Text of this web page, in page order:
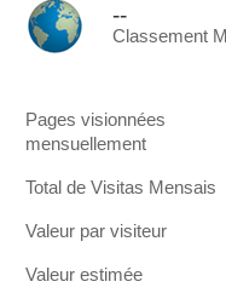
--
Classement
Pages visionnées
mensuellement
Total de Visitas Mensais
Valeur par visiteur
Valeur estimée